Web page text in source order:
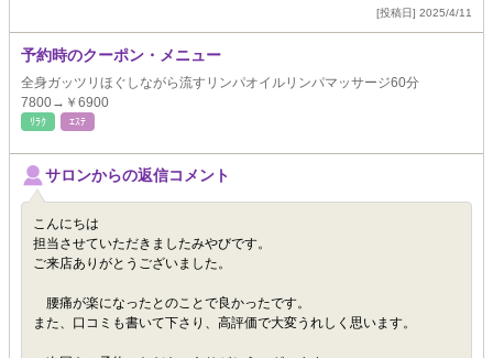
[投稿日] 2025/4/11
予約時のクーポン・メニュー
全身ガッツリほぐしながら流すリンパオイルリンパマッサージ60分
7800→￥6900
ﾘﾗｸ ｴｽﾃ
サロンからの返信コメント
こんにちは
担当させていただきましたみやびです。
ご来店ありがとうございました。
腰痛が楽になったとのことで良かったです。
また、口コミも書いて下さり、高評価で大変うれしく思います。